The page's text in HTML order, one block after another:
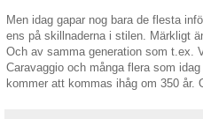
Men idag gapar nog bara de flesta
ens på skillnaderna i stilen. Märkligt
Och av samma generation som t.ex.
Caravaggio och många flera som
kommer att kommas ihåg om 350 år.